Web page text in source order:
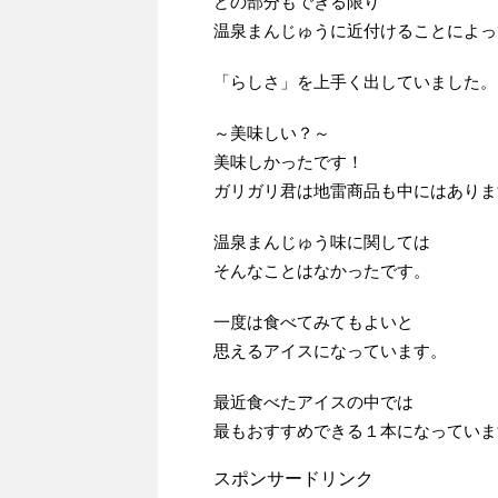
温泉まんじゅうに近付けることによっ
「らしさ」を上手く出していました。
～美味しい？～
美味しかったです！
ガリガリ君は地雷商品も中にはあり
温泉まんじゅう味に関しては
そんなことはなかったです。
一度は食べてみてもよいと
思えるアイスになっています。
最近食べたアイスの中では
最もおすすめできる１本になっていま
スポンサードリンク